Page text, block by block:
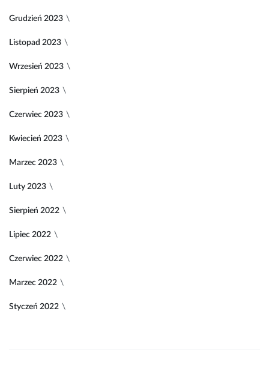
Grudzień 2023
Listopad 2023
Wrzesień 2023
Sierpień 2023
Czerwiec 2023
Kwiecień 2023
Marzec 2023
Luty 2023
Sierpień 2022
Lipiec 2022
Czerwiec 2022
Marzec 2022
Styczeń 2022